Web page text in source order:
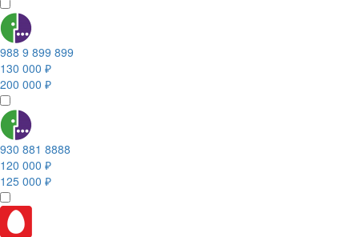
988 9 899 899
130 000 ₽
200 000 ₽
930 881 8888
120 000 ₽
125 000 ₽